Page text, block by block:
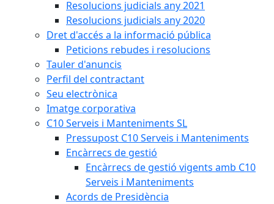
Resolucions judicials any 2021
Resolucions judicials any 2020
Dret d'accés a la informació pública
Peticions rebudes i resolucions
Tauler d'anuncis
Perfil del contractant
Seu electrònica
Imatge corporativa
C10 Serveis i Manteniments SL
Pressupost C10 Serveis i Manteniments
Encàrrecs de gestió
Encàrrecs de gestió vigents amb C10
Serveis i Manteniments
Acords de Presidència